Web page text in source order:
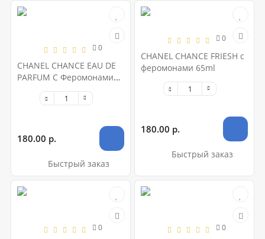
0
CHANEL CHANCE EAU DE
PARFUM С Феромонами
180.00 р.
Быстрый заказ
0
CHANEL CHANCE FRIESH с
феромонами 65ml
180.00 р.
Быстрый заказ
0 0